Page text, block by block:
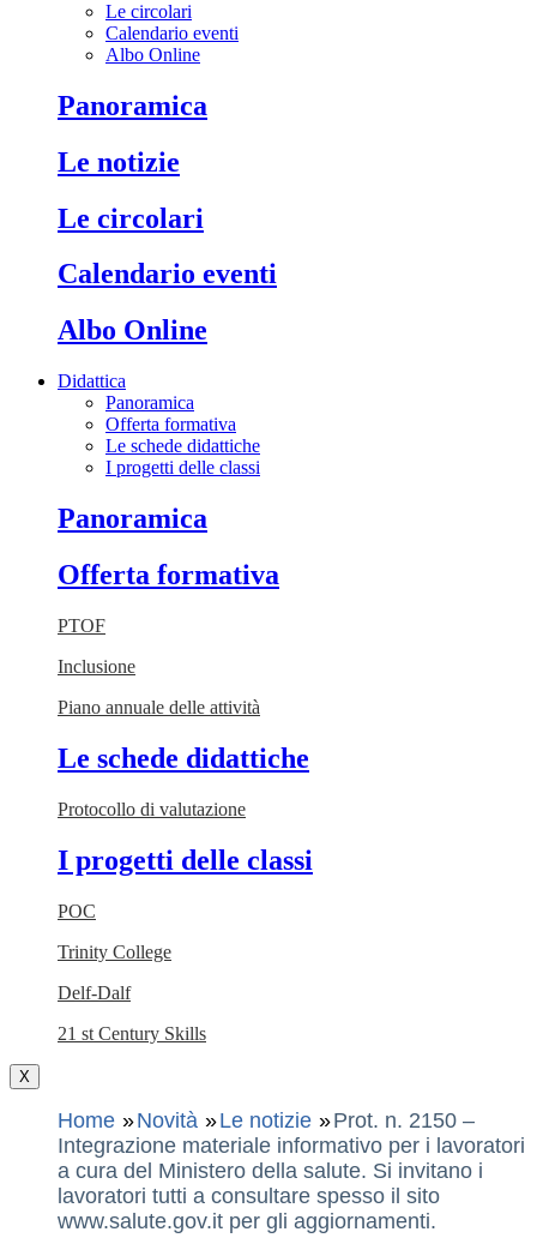
Le circolari
Calendario eventi
Albo Online
Panoramica
Le notizie
Le circolari
Calendario eventi
Albo Online
Didattica
Panoramica
Offerta formativa
Le schede didattiche
I progetti delle classi
Panoramica
Offerta formativa
PTOF
Inclusione
Piano annuale delle attività
Le schede didattiche
Protocollo di valutazione
I progetti delle classi
POC
Trinity College
Delf-Dalf
21 st Century Skills
X
Home Novità Le notizie
Prot. n. 2150 –
Integrazione materiale informativo per i lavoratori
a cura del Ministero della salute. Si invitano i
lavoratori tutti a consultare spesso il sito
www.salute.gov.it per gli aggiornamenti.